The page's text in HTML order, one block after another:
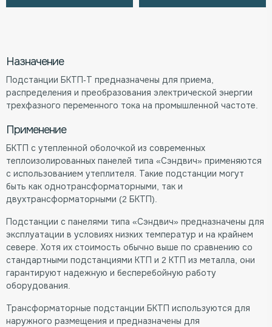
Назначение
Подстанции БКТП-Т предназначены для приема,
распределения и преобразования электрической энергии
трехфазного переменного тока на промышленной частоте.
Применение
БКТП с утепленной оболочкой из современных
теплоизолированных панелей типа «Сэндвич» применяются
с использованием утеплителя. Такие подстанции могут
быть как однотрансформаторными, так и
двухтрансформаторными (2 БКТП).
Подстанции с панелями типа «Сэндвич» предназначены для
эксплуатации в условиях низких температур и на крайнем
севере. Хотя их стоимость обычно выше по сравнению со
стандартными подстанциями КТП и 2 КТП из металла, они
гарантируют надежную и бесперебойную работу
оборудования.
Трансформаторные подстанции БКТП используются для
наружного размещения и предназначены для